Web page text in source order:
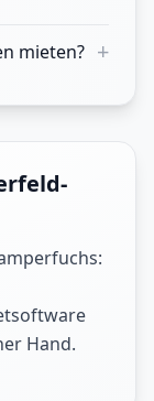
mieten? +
Hand.